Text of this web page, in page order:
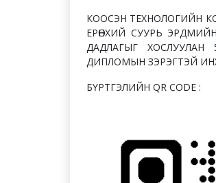
КООСЭН ТЕХНОЛОГИЙН
ЕРӨНХИЙ СУУРЬ
ДАДЛАГЫГ
ДИПЛОМЫН ЗЭРЭГТЭЙ
БҮРТГЭЛИЙН QR CODE :